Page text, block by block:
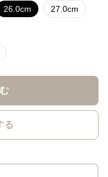
26.0cm 27.0cm
る